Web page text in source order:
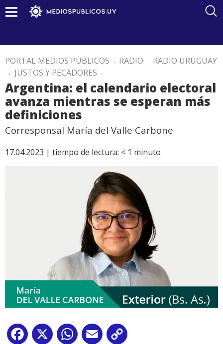
PORTAL MEDIOS PÚBLICOS . RADIO . RADIO URUGUAY
. JUSTOS Y PECADORES .
Argentina: el calendario electoral
avanza mientras se esperan más
definiciones
Corresponsal María del Valle Carbone
17.04.2023 | tiempo de lectura: < 1 minuto
Facebook
X WhatsApp
Email